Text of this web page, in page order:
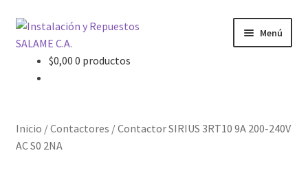
Ir
a
navegación
Ir
al
contenido
Menú
Contacto
$0,00 0 productos
Inicio /Contactores /Contactor SIRIUS 3RT10 9A 200-240V
AC S0 2NA